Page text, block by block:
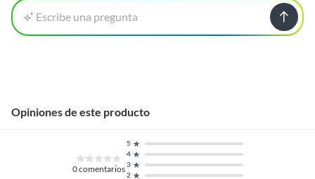
Escribe una pregunta
Opiniones de este producto
0comentarios
2
3
4
5